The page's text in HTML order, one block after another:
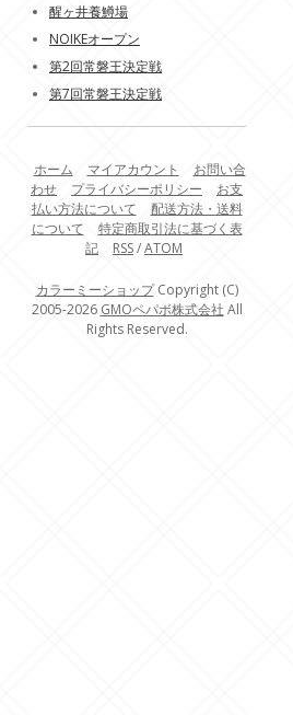
醒ヶ井養鱒場
NOIKEオープン
第2回常磐王決定戦
第7回常磐王決定戦
ホーム マイアカウント
お問い合
わせ
プライバシーポリシー
お支
払い方法について
配送方法・送料
について
特定商取引法に基づく表
記
RSS/ATOM
カラーミーショップCopyright (C)
2005-2026 GMOペパボ株式会社 All
Rights Reserved.